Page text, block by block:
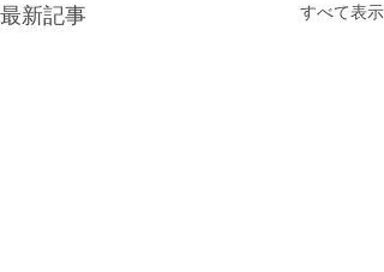
最新記事 すべて表示